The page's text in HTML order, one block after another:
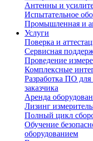
Антенны и
Испытательное
Промышленная и
Услуги
Поверка и
Сервисная
Проведение
Комплексные
Разработка ПО
заказчика
Аренда
Лизинг
Полный цикл
Обучение
оборудованием